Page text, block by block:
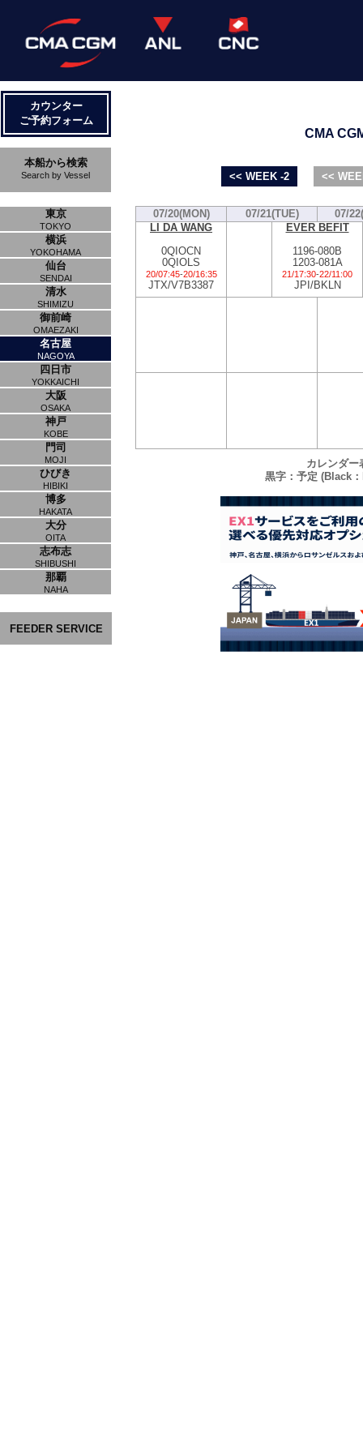
カウンター
ご予約フォーム
本船から検索
Search by Vessel
東京
TOKYO
横浜
YOKOHAMA
仙台
SENDAI
清水
SHIMIZU
御前崎
OMAEZAKI
名古屋
NAGOYA
四日市
YOKKAICHI
大阪
OSAKA
神戸
KOBE
門司
MOJI
ひびき
HIBIKI
博多
HAKATA
大分
OITA
志布志
SHIBUSHI
那覇
NAHA
FEEDER SERVICE
CMA
<< WEEK -2 <<
07/20(MON) 07/21(TUE)
07/
LI DA WANG
0QIOCN
0QIOLS
20/07:45-20/16:35
JTX/V7B3387
EVER BEFIT
1196-080B
1203-081A
21/17:30-22/11:00
JPI/BKLN
カレンダー
黒字：予定 (Black